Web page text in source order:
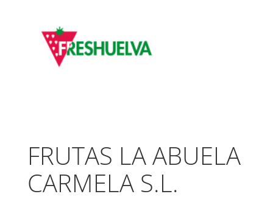
FRUTAS LA ABUELA
CARMELA S.L.